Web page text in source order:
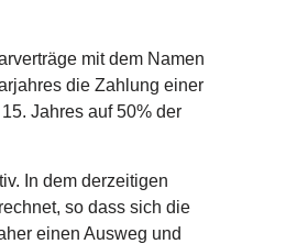
mit dem Namen
die Zahlung einer
Jahres auf 50% der
In dem derzeitigen
so dass sich die
einen Ausweg und